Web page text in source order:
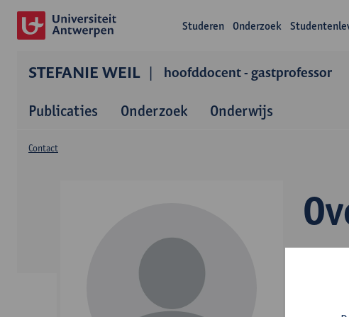
Studeren Onderzoek
STEFANIE WEIL hoofddocent - gastprofessor
Publicaties Onderzoek Onderwijs
Contact